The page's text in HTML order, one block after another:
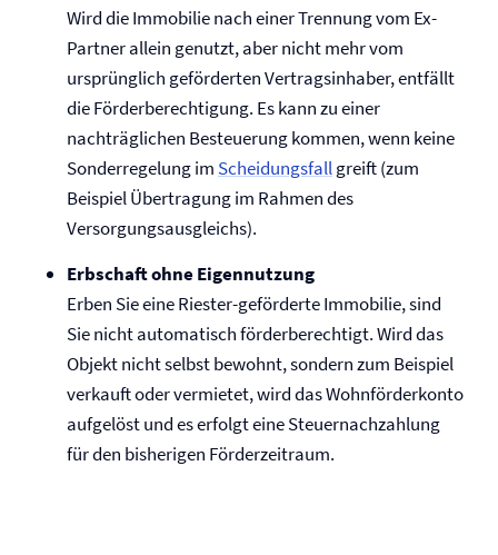
Wird die Immobilie nach einer Trennung vom Ex-
Partner allein genutzt, aber nicht mehr vom
ursprünglich geförderten Vertragsinhaber, entfällt
die Förderberechtigung. Es kann zu einer
nachträglichen Besteuerung kommen, wenn keine
Sonderregelung im Scheidungsfallgreift (zum
Beispiel Übertragung im Rahmen des
Versorgungsausgleichs).
Erbschaft ohne Eigennutzung
Erben Sie eine Riester-geförderte Immobilie, sind
Sie nicht automatisch förderberechtigt. Wird das
Objekt nicht selbst bewohnt, sondern zum Beispiel
verkauft oder vermietet, wird das Wohnförderkonto
aufgelöst und es erfolgt eine Steuernachzahlung
für den bisherigen Förderzeitraum.